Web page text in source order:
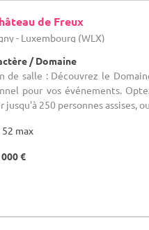
de Freux
- Luxembourg (WLX)
/ Domaine
de salle : Découvrez le
pour vos événements.
250 personnes assises,
52 max
000 €